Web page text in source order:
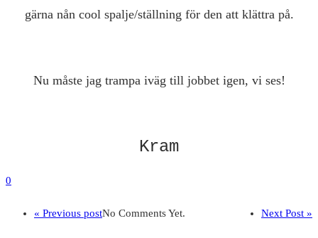
gärna nån cool spalje/ställning för den att klättra på.
Nu måste jag trampa iväg till jobbet igen, vi ses!
Kram
0
« Previous post Next Post »
No Comments Yet.